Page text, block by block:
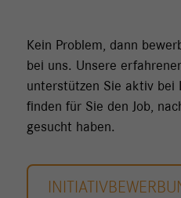
Kein Problem, dann
bei uns. Unsere
unterstützen Sie aktiv bei
finden für Sie den Job,
gesucht haben.